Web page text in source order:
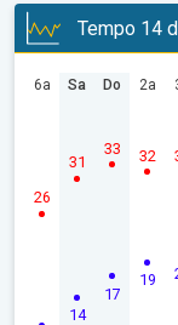
Tempo 14
6a
26
Sa
14
31
Do
17
33
2a
19
32